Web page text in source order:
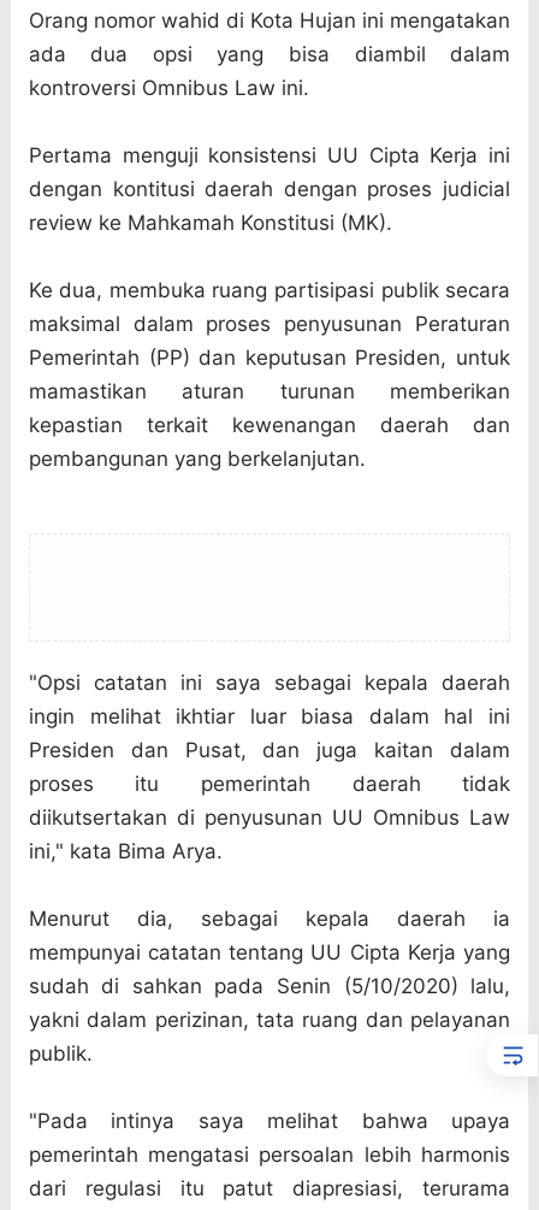
Orang nomor wahid di Kota Hujan ini mengatakan
ada dua opsi yang bisa diambil dalam
kontroversi Omnibus Law ini.
Pertama menguji konsistensi UU Cipta Kerja ini
dengan kontitusi daerah dengan proses judicial
review ke Mahkamah Konstitusi (MK).
Ke dua, membuka ruang partisipasi publik secara
maksimal dalam proses penyusunan Peraturan
Pemerintah (PP) dan keputusan Presiden, untuk
mamastikan aturan turunan memberikan
kepastian terkait kewenangan daerah dan
pembangunan yang berkelanjutan.
"Opsi catatan ini saya sebagai kepala daerah
ingin melihat ikhtiar luar biasa dalam hal ini
Presiden dan Pusat, dan juga kaitan dalam
proses itu pemerintah daerah tidak
diikutsertakan di penyusunan UU Omnibus Law
ini," kata Bima Arya.
Menurut dia, sebagai kepala daerah ia
mempunyai catatan tentang UU Cipta Kerja yang
sudah di sahkan pada Senin (5/10/2020) lalu,
yakni dalam perizinan, tata ruang dan pelayanan
publik.
"Pada intinya saya melihat bahwa upaya
pemerintah mengatasi persoalan lebih harmonis
dari regulasi itu patut diapresiasi, terurama